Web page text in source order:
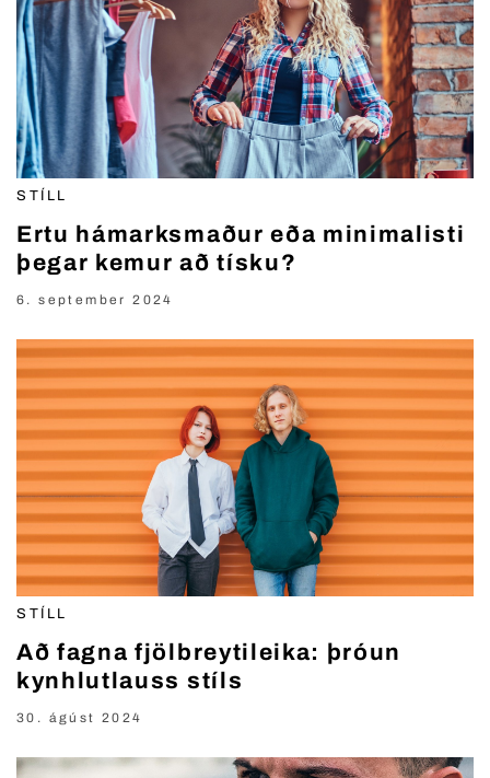
STÍLL
Ertu hámarksmaður eða minimalisti
þegar kemur að tísku?
6. september 2024
STÍLL
Að fagna fjölbreytileika: þróun
kynhlutlauss stíls
30. ágúst 2024